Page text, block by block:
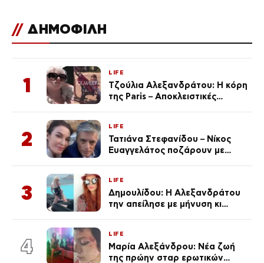
// ΔΗΜΟΦΙΛΗ
1
LIFE
Τζούλια Αλεξανδράτου: Η κόρη
της Paris – Αποκλειστικές
2
LIFE
Τατιάνα Στεφανίδου – Νίκος
Ευαγγελάτος ποζάρουν με
3
LIFE
Δημουλίδου: Η Αλεξανδράτου
την απείλησε με μήνυση κι
ποια είσαι σοκαρίστικα»
4
LIFE
Μαρία Αλεξάνδρου: Νέα ζωή
της πρώην σταρ ερωτικών